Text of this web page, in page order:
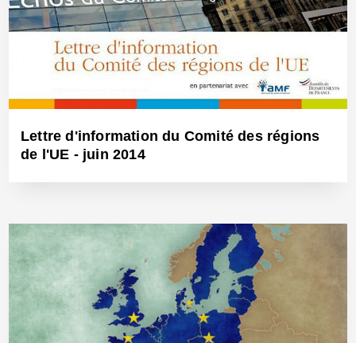
Lettre d'information du Comité des régions
de l'UE - juin 2014
9 Juil 2014 - Réf: BW12694